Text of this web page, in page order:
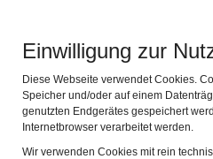
Einwilligung zur
Diese Webseite verwendet Cookies.
Speicher und/oder auf einem
genutzten Endgerätes gespeichert
Internetbrowser verarbeitet werden.
Wir verwenden Cookies mit rein